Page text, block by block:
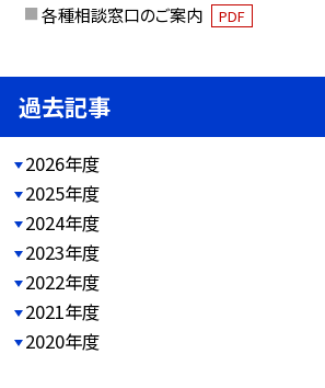
各種相談窓口のご案内 PDF
過去記事
2026年度
2025年度
2024年度
2023年度
2022年度
2021年度
2020年度